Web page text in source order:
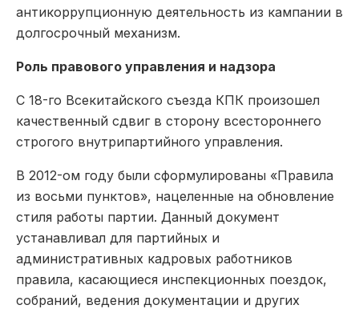
антикоррупционную деятельность из кампании в
долгосрочный механизм.
Роль правового управления и надзора
С 18-го Всекитайского съезда КПК произошел
качественный сдвиг в сторону всестороннего
строгого внутрипартийного управления.
В 2012-ом году были сформулированы «Правила
из восьми пунктов», нацеленные на обновление
стиля работы партии. Данный документ
устанавливал для партийных и
административных кадровых работников
правила, касающиеся инспекционных поездок,
собраний, ведения документации и других